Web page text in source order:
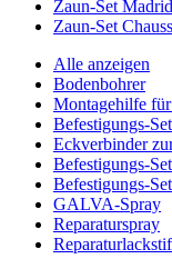
Zaun-Set Madrid
Zaun-Set
Alle anzeigen
Bodenbohrer
Montagehilfe
Befestigungs-
Eckverbinder
Befestigungs-
Befestigungs-
GALVA-Spray
Reparaturspray